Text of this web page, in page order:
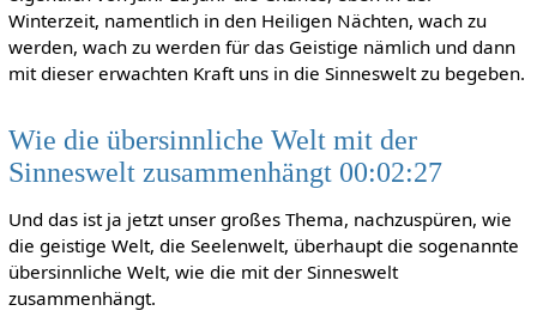
Winterzeit, namentlich in den Heiligen Nächten, wach zu
werden, wach zu werden für das Geistige nämlich und dann
mit dieser erwachten Kraft uns in die Sinneswelt zu begeben.
Wie die übersinnliche Welt mit der
Sinneswelt zusammenhängt 00:02:27
Und das ist ja jetzt unser großes Thema, nachzuspüren, wie
die geistige Welt, die Seelenwelt, überhaupt die sogenannte
übersinnliche Welt, wie die mit der Sinneswelt
zusammenhängt.